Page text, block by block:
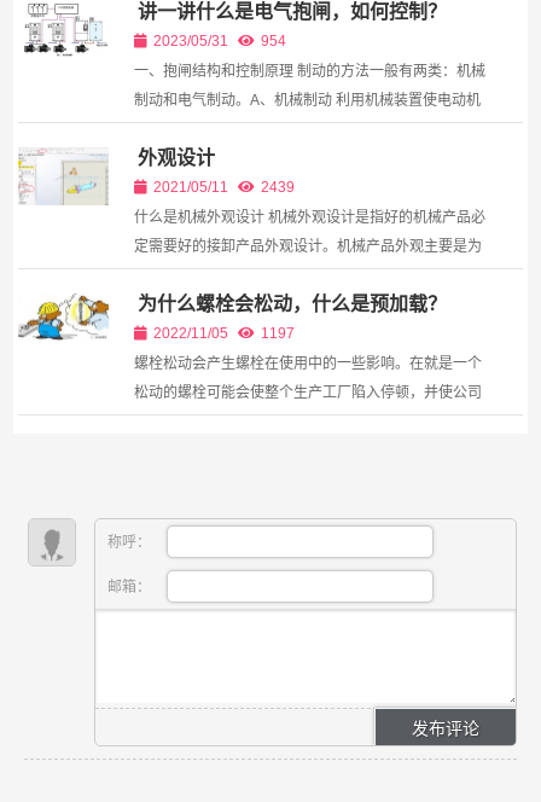
讲一讲什么是电气抱闸，如何控制？
2023/05/31
954
一、抱闸结构和控制原理 制动的方法一般有两类：机械
制动和电气制动。A、机械制动 利用机械装置使电动机
断开电源后迅速停转的方法叫机械制动。 常用的方法：
电磁抱闸制动。 1、电磁抱闸的结构： ...
外观设计
2021/05/11
2439
什么是机械外观设计 机械外观设计是指好的机械产品必
定需要好的接卸产品外观设计。机械产品外观主要是为
了机械本身带来稳定性以及与内部结构相关，这无疑会
给机械外观设计带来一定程度上的要求，而好的机械...
为什么螺栓会松动，什么是预加载？
2022/11/05
1197
螺栓松动会产生螺栓在使用中的一些影响。在就是一个
松动的螺栓可能会使整个生产工厂陷入停顿，并使公司
损失数千人民币甚至上万不等，在就是松动螺栓也会造
称呼：
邮箱：